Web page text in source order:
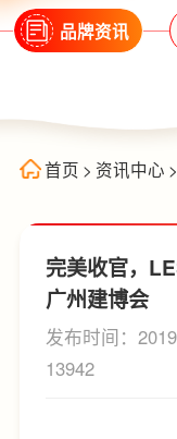
品牌资讯
首页 > 资讯中心 >
完美收官，
广州建博会
发布时间：
13942